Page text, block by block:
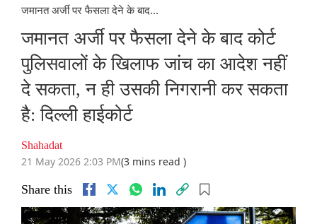
जमानत अर्जी पर फैसला देने के बाद...
जमानत अर्जी पर फैसला देने के बाद कोर्ट
पुलिसवालों के खिलाफ जांच का आदेश नहीं
दे सकता, न ही उसकी निगरानी कर सकता
है: दिल्ली हाईकोर्ट
Shahadat
21 May 2026 2:03 PM(3 mins read )
Share this